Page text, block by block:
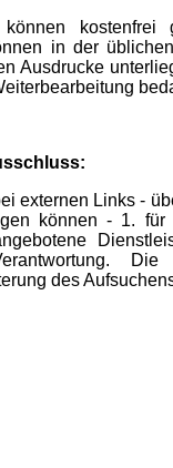
kostenfrei
in der
Ausdrucke
externen Links -
können - 1.
des